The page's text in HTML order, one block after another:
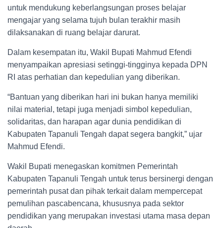
untuk mendukung keberlangsungan proses belajar
mengajar yang selama tujuh bulan terakhir masih
dilaksanakan di ruang belajar darurat.
Dalam kesempatan itu, Wakil Bupati Mahmud Efendi
menyampaikan apresiasi setinggi-tingginya kepada DPN
RI atas perhatian dan kepedulian yang diberikan.
“Bantuan yang diberikan hari ini bukan hanya memiliki
nilai material, tetapi juga menjadi simbol kepedulian,
solidaritas, dan harapan agar dunia pendidikan di
Kabupaten Tapanuli Tengah dapat segera bangkit,” ujar
Mahmud Efendi.
Wakil Bupati menegaskan komitmen Pemerintah
Kabupaten Tapanuli Tengah untuk terus bersinergi dengan
pemerintah pusat dan pihak terkait dalam mempercepat
pemulihan pascabencana, khususnya pada sektor
pendidikan yang merupakan investasi utama masa depan